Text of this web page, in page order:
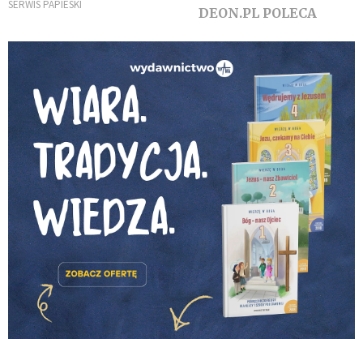
Są nieoficjalne
SERWIS PAPIESKI
DEON.PL POLECA